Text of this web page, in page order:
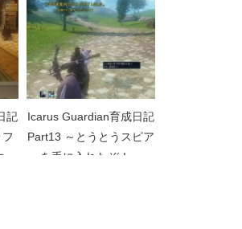
記
Icarus Guardian育成日記
Part13 ～とうとうスピア
を手に入れたぞ！～